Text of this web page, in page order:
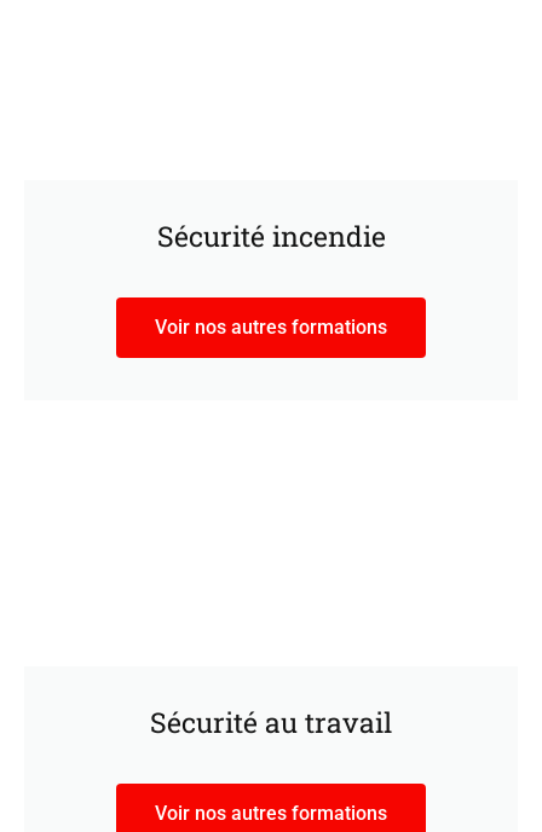
Sécurité incendie
Voir nos autres formations
Sécurité au travail
Voir nos autres formations